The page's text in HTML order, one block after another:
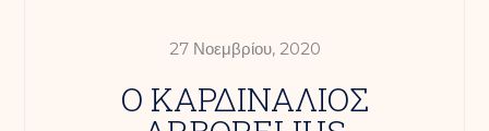
27 Νοεμβρίου, 2020
Ο ΚΑΡΔΙΝΑΛΙΟΣ